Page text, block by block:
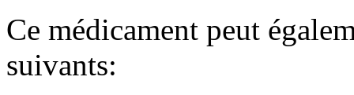
Ce médicament peut
suivants: